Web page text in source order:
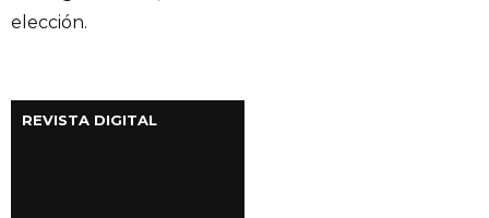
elección.
REVISTA DIGITAL